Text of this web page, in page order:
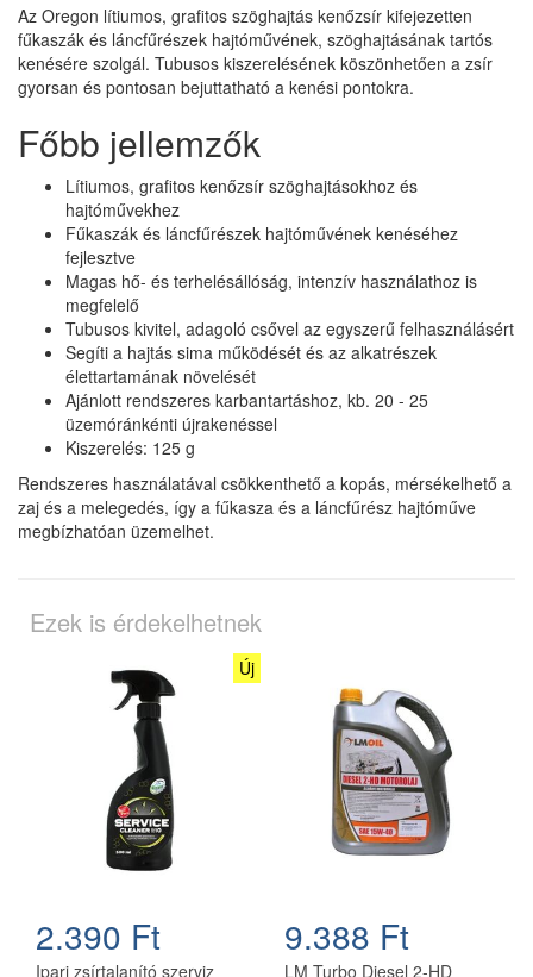
Az Oregon lítiumos, grafitos szöghajtás kenőzsír kifejezetten
fűkaszák és láncfűrészek hajtóművének, szöghajtásának tartós
kenésére szolgál. Tubusos kiszerelésének köszönhetően a zsír
gyorsan és pontosan bejuttatható a kenési pontokra.
Főbb jellemzők
Lítiumos, grafitos kenőzsír szöghajtásokhoz és
hajtóművekhez
Fűkaszák és láncfűrészek hajtóművének kenéséhez
fejlesztve
Magas hő- és terhelésállóság, intenzív használathoz is
megfelelő
Tubusos kivitel, adagoló csővel az egyszerű felhasználásért
Segíti a hajtás sima működését és az alkatrészek
élettartamának növelését
Ajánlott rendszeres karbantartáshoz, kb. 20 - 25
üzemóránkénti újrakenéssel
Kiszerelés: 125 g
Rendszeres használatával csökkenthető a kopás, mérsékelhető a
zaj és a melegedés, így a fűkasza és a láncfűrész hajtóműve
megbízhatóan üzemelhet.
Ezek is érdekelhetnek
Új
2.390 Ft
Ipari zsírtalanító szerviz
9.388 Ft
LM Turbo Diesel 2-HD